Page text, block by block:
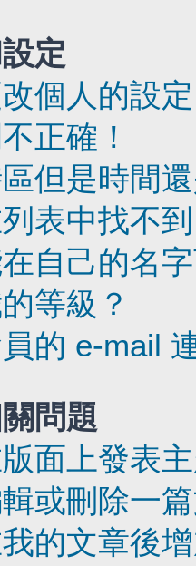
定
個人的設
正確！
但是時間
表中找不
自己的名
等級？
的 e-mail
問題
面上發表
或刪除一
的文章後